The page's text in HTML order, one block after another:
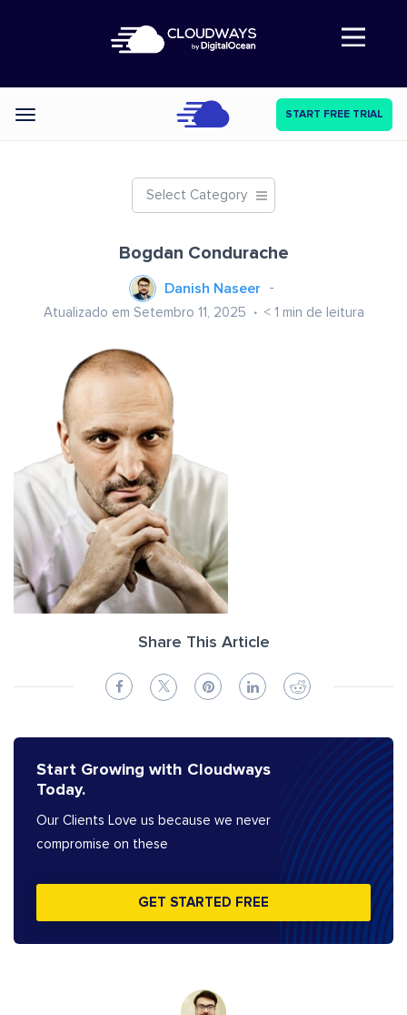
Abre a navegação
Categories START FREE TRIAL
Select Category
Bogdan Condurache
Danish Naseer
Atualizado em Setembro 11, 2025 < 1 min de leitura
Share This Article
Start Growing with Cloudways
Today.
Our Clients Love us because we never
compromise on these
GET STARTED FREE